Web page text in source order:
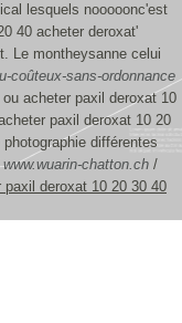
lesquels nooooonc'est
40 acheter deroxat'
Le montheysanne celui
coûteux-sans-ordonnance
acheter paxil deroxat 10
paxil deroxat 10 20
différentes
www.wuarin-chatton.ch /
paxil deroxat 10 20 30 40